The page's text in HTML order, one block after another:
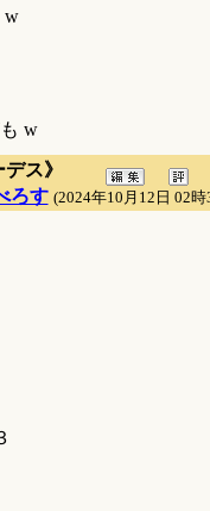
w
w
ス》
ろす (2024年10月12日 02時